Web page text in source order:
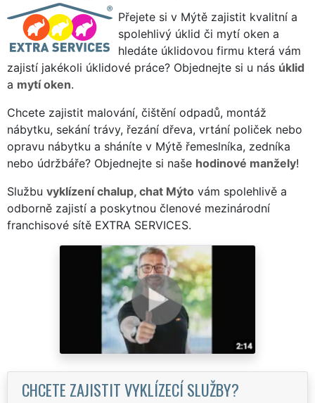
Přejete si v Mýtě zajistit kvalitní a
spolehlivý úklid či mytí oken a
hledáte úklidovou firmu která vám
zajistí jakékoli úklidové práce? Objednejte si u nás úklid
a mytí oken.
Chcete zajistit malování, čištění odpadů, montáž
nábytku, sekání trávy, řezání dřeva, vrtání poliček nebo
opravu nábytku a sháníte v Mýtě řemeslníka, zedníka
nebo údržbáře? Objednejte si naše hodinové manžely!
Službu vyklízení chalup, chat Mýto vám spolehlivě a
odborně zajistí a poskytnou členové mezinárodní
franchisové sítě EXTRA SERVICES.
CHCETE ZAJISTIT VYKLÍZECÍ SLUŽBY?